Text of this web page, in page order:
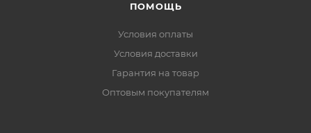
ПОМОЩЬ
Условия оплаты
Условия доставки
Гарантия на товар
Оптовым покупателям